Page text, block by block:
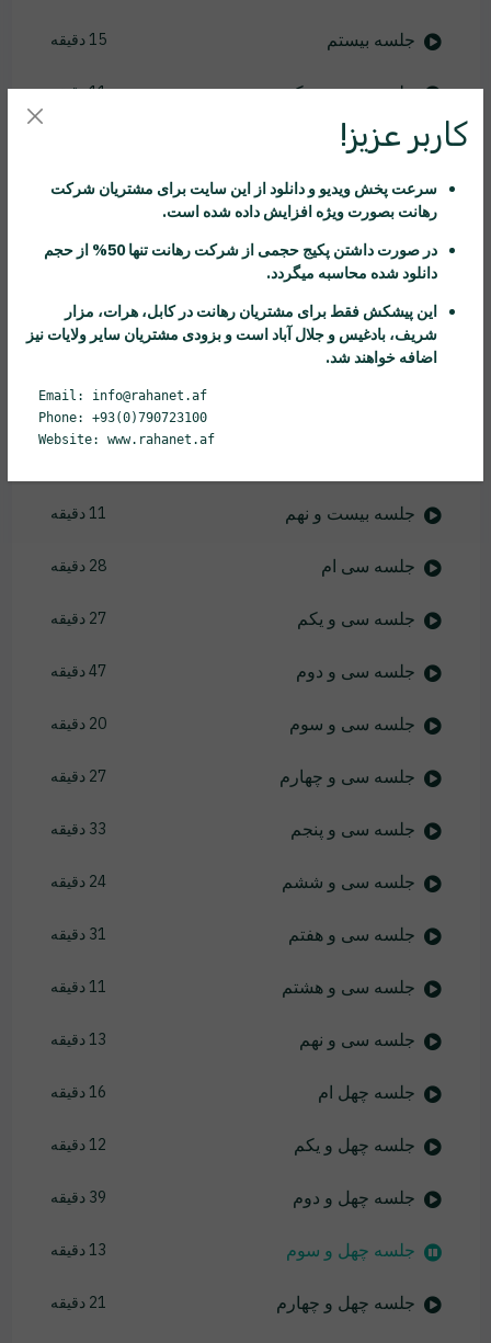
جلسه بیستم 15 دقیقه
جلسه بیست و یکم 11 دقیقه
جلسه بیست و دوم
جلسه بیست و سوم 7 دقیقه
جلسه بیست و چهارم 25 دقیقه
جلسه بیست و پنجم
جلسه بیست و ششم
19 دقیقه
جلسه بیست و نهم 11 دقیقه
جلسه سی ام 28 دقیقه
جلسه سی و یکم 27 دقیقه
جلسه سی و دوم 47 دقیقه
جلسه سی و سوم 20 دقیقه
جلسه سی و چهارم 27 دقیقه
جلسه سی و پنجم 33 دقیقه
جلسه سی و ششم 24 دقیقه
جلسه سی و هفتم 31 دقیقه
جلسه سی و هشتم 11 دقیقه
جلسه سی و نهم 13 دقیقه
جلسه چهل ام 16 دقیقه
جلسه چهل و یکم 12 دقیقه
جلسه چهل و دوم 39 دقیقه
جلسه چهل و سوم 13 دقیقه
جلسه چهل و چهارم 21 دقیقه
کاربر عزیز!
سرعت پخش ویدیو و دانلود از این سایت برای مشتریان شرکت
رهانت بصورت ویژه افزایش داده شده است.
در صورت داشتن پکیج حجمی از شرکت رهانت
تنها 50% از حجم
دانلود شده محاسبه میگردد.
این پیشکش فقط برای مشتریان رهانت در کابل، هرات، مزار
شریف، بادغیس و جلال آباد است و بزودی مشتریان سایر ولایات نیز
اضافه خواهند شد.
Email: info@rahanet.af
Phone: +93(0)790723100
Website: www.rahanet.af